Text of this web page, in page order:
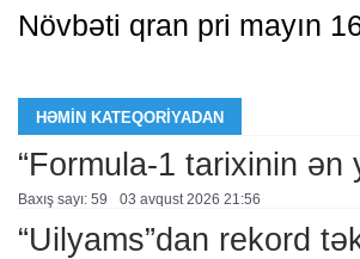
Növbəti qran pri mayın
HƏMIN KATEQORIYADAN
“Formula-1 tarixinin ən
Baxış sayı: 59 03 avqust 2026 21:56
“Uilyams”dan rekord